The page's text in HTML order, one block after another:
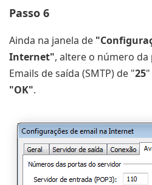
Passo 6
Ainda na janela de
Internet", altere o número
Emails de saída (SMTP) de "25
"OK".